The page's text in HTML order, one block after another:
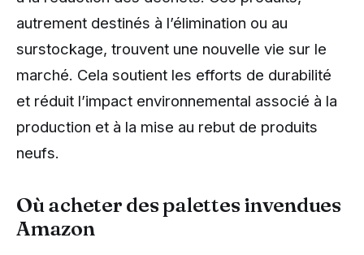
autrement destinés à l’élimination ou au
surstockage, trouvent une nouvelle vie sur le
marché. Cela soutient les efforts de durabilité
et réduit l’impact environnemental associé à la
production et à la mise au rebut de produits
neufs.
Où acheter des palettes invendues
Amazon